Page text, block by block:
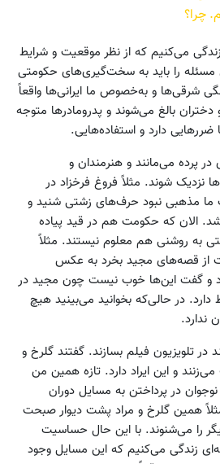
چرا؟
می‌کنیم که از نظر موقعیت و شرایط
را باید به سخت‌گیری‌های حکومتی
شرقی‌ها و به‌خصوص ما ایرانی‌ها واقعاً
بالغ می‌شوند و پدرومادرها متوجه
دارد و استفاده‌هایی.
پرده می‌مانند و هنرمندان و
نزدیک شوند. مثلاً فروغ فرخزاد در
مذهبی نبود حرف‌های زشتی شنید و
الان که حکومت هم در قید پیاده
به روشنی هم معلوم نیستند. مثلاً
از قصه‌های مجید بخرد به عکس
و گفت این‌ها خوب نیست چون مجید در
دارد. در حالی‌که بخوانید می‌بینید هیچ
ندارد.
در تلویزیون فیلم بسازند. گفتند گلرخ و
و این ایراد دارد. تازه همین من
در پرداختن به مسایل دوران
همین گلرخ و مراد پشت دیوار صبحت
را می‌شنوند. با این حال حساسیت
زندگی می‌کنیم که این مسایل وجود